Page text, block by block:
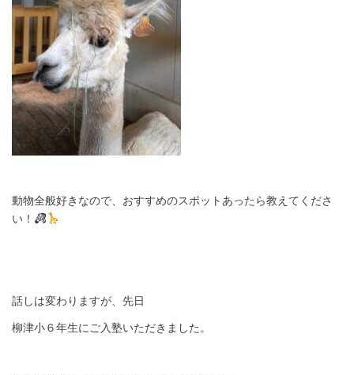
動物全般好きなので、おすすめのスポットあったら教えてくださ
い！
話しは変わりますが、先日
柳津小６年生にご入塾いただきました。